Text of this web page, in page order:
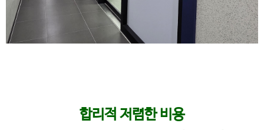
합리적 저렴한 비용